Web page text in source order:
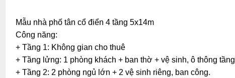
Mẫu nhà phố tân cổ điển 4 tầng 5x14m
Công năng:
+ Tầng 1: Không gian cho thuê
+ Tầng lửng: 1 phòng khách + ban thờ + vệ sinh, ô thông tầng
+ Tầng 2: 2 phòng ngủ lớn + 2 vệ sinh riêng, ban công.